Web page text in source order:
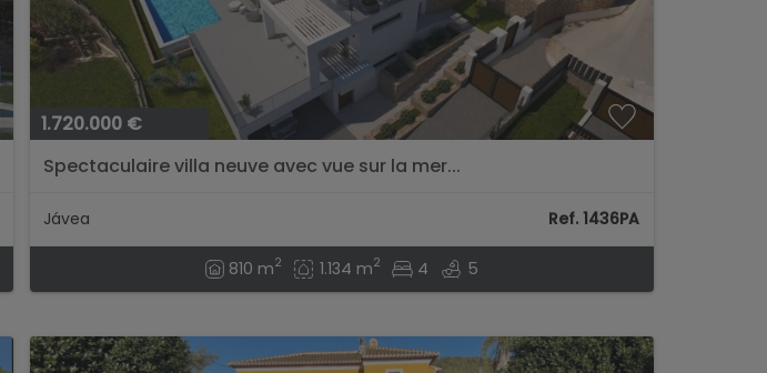
1.720.000 €
Spectaculaire villa neuve avec vue sur la mer...
Jávea Ref. 1436PA
810 m2 1.134 m2 4 5